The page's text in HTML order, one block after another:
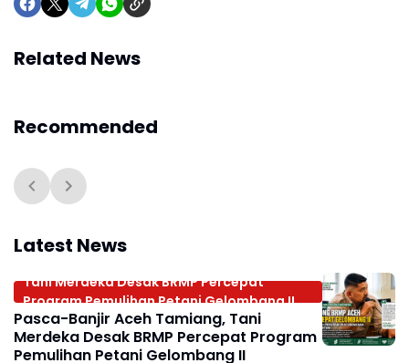
Related News
Recommended
Latest News
Tani Merdeka Desak BRMP Percepat
Program Pemulihan Petani Gelombang II
Pasca-Banjir Aceh Tamiang, Tani
Merdeka Desak BRMP Percepat Program
Pemulihan Petani Gelombang II